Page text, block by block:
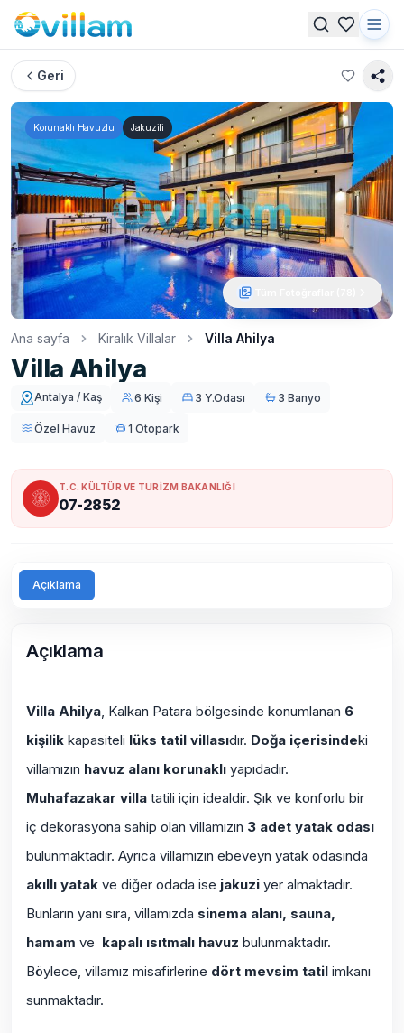
Geri
Korunaklı Havuzlu Jakuzili
Ana sayfa Kiralık Villalar Villa Ahilya
Villa Ahilya
Antalya / Kaş 6 Kişi 3 Y.Odası 3 Banyo
Özel Havuz 1 Otopark
T.C. KÜLTÜR VE TURİZM BAKANLIĞI
07-2852
Açıklama
Açıklama
Villa Ahilya, Kalkan Patara bölgesinde konumlanan 6
kişilik kapasiteli lüks tatil villasıdır. Doğa içerisindeki
villamızın havuz alanı korunaklı yapıdadır.
Muhafazakar villa tatili için idealdir. Şık ve konforlu bir
iç dekorasyona sahip olan villamızın 3 adet yatak odası
bulunmaktadır. Ayrıca villamızın ebeveyn yatak odasında
akıllı yatak ve diğer odada ise jakuzi yer almaktadır.
Bunların yanı sıra, villamızda sinema alanı, sauna,
hamam ve kapalı ısıtmalı havuz bulunmaktadır.
Böylece, villamız misafirlerine dört mevsim tatil imkanı
sunmaktadır.